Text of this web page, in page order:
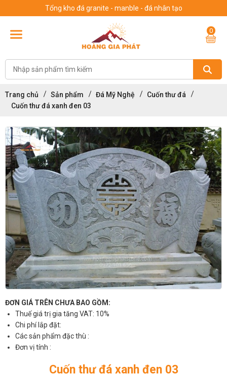
Tổng kho đá granite - manble - đá nhân tạo
0
Trang chủ Sản phẩm Đá Mỹ Nghệ
Cuốn thư đá
Cuốn thư đá xanh đen 03
ĐƠN GIÁ TRÊN CHƯA BAO GỒM:
Thuế giá trị gia tăng VAT: 10%
Chi phí lắp đặt:
Các sản phẩm đặc thù :
Đơn vị tính :
Cuốn thư đá xanh đen 03